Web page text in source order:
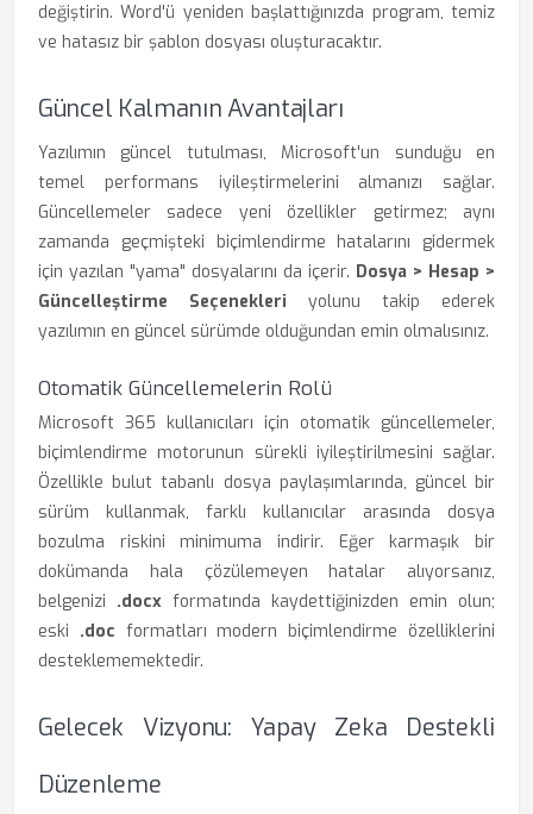
değiştirin. Word'ü yeniden başlattığınızda program, temiz
ve hatasız bir şablon dosyası oluşturacaktır.
Güncel Kalmanın Avantajları
Yazılımın güncel tutulması, Microsoft'un sunduğu en
temel performans iyileştirmelerini almanızı sağlar.
Güncellemeler sadece yeni özellikler getirmez; aynı
zamanda geçmişteki biçimlendirme hatalarını gidermek
için yazılan "yama" dosyalarını da içerir. Dosya > Hesap >
Güncelleştirme Seçenekleri yolunu takip ederek
yazılımın en güncel sürümde olduğundan emin olmalısınız.
Otomatik Güncellemelerin Rolü
Microsoft 365 kullanıcıları için otomatik güncellemeler,
biçimlendirme motorunun sürekli iyileştirilmesini sağlar.
Özellikle bulut tabanlı dosya paylaşımlarında, güncel bir
sürüm kullanmak, farklı kullanıcılar arasında dosya
bozulma riskini minimuma indirir. Eğer karmaşık bir
dokümanda hala çözülemeyen hatalar alıyorsanız,
belgenizi .docx formatında kaydettiğinizden emin olun;
eski .doc formatları modern biçimlendirme özelliklerini
desteklememektedir.
Gelecek Vizyonu: Yapay Zeka Destekli
Düzenleme